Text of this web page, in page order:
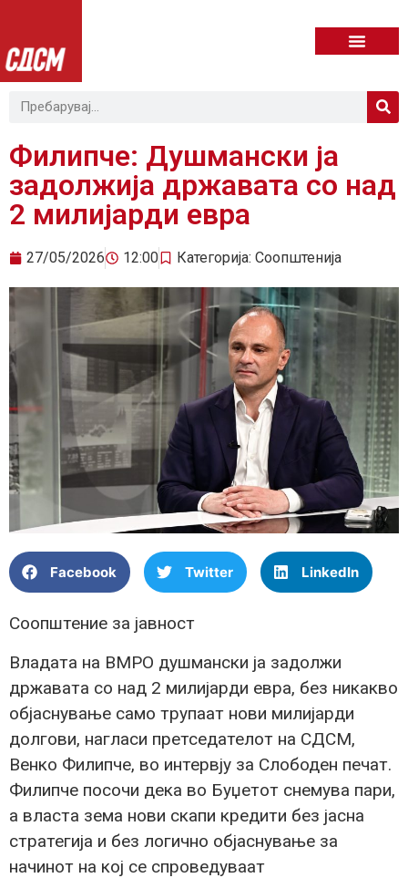
Филипче: Душмански ја
задолжија државата со над
2 милијарди евра
27/05/2026 12:00 Категорија: Соопштенија
Facebook Twitter LinkedIn
Соопштение за јавност
Владата на ВМРО душмански ја задолжи
државата со над 2 милијарди евра, без никакво
објаснување само трупаат нови милијарди
долгови, нагласи претседателот на СДСМ,
Венко Филипче, во интервју за Слободен печат.
Филипче посочи дека во Буџетот снемува пари,
а власта зема нови скапи кредити без јасна
стратегија и без логично објаснување за
начинот на кој се спроведуваат